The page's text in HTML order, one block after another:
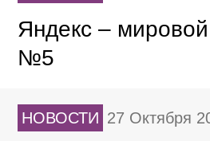
Яндекс –
№5
НОВОСТИ 27 Октября